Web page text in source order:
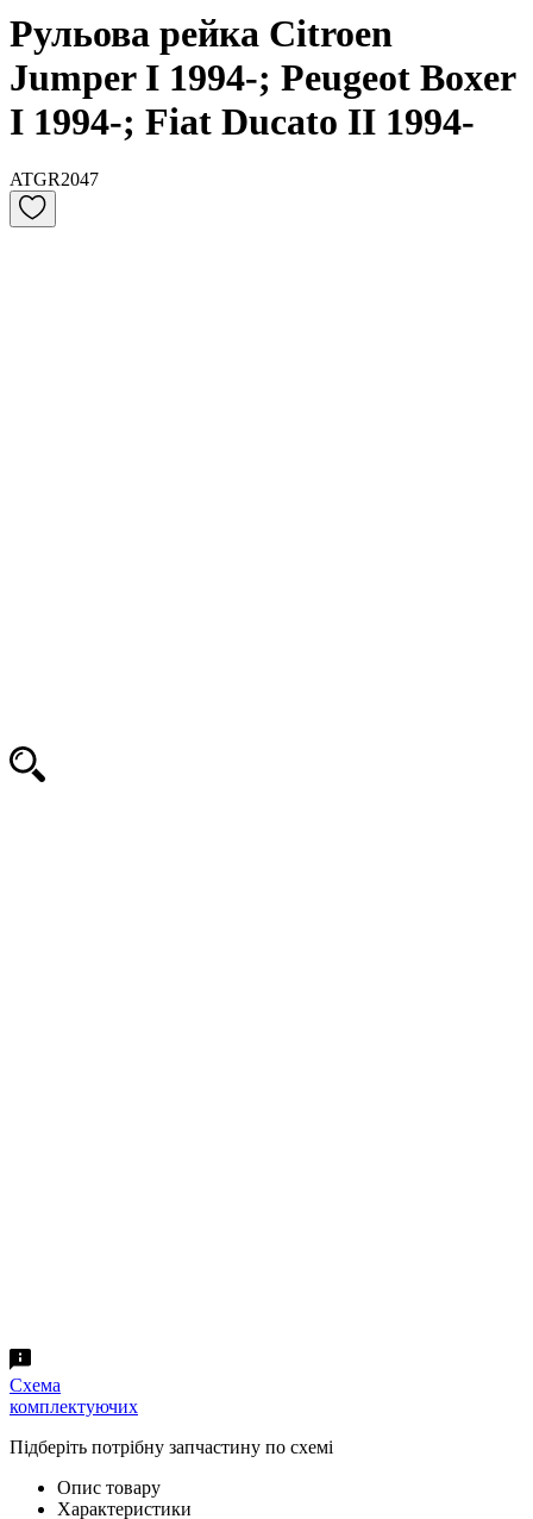
Рульова рейка Citroen
Jumper I 1994-; Peugeot Boxer
I 1994-; Fiat Ducato II 1994-
ATGR2047
Схема
комплектуючих
Підберіть потрібну запчастину по схемі
Опис товару
Характеристики